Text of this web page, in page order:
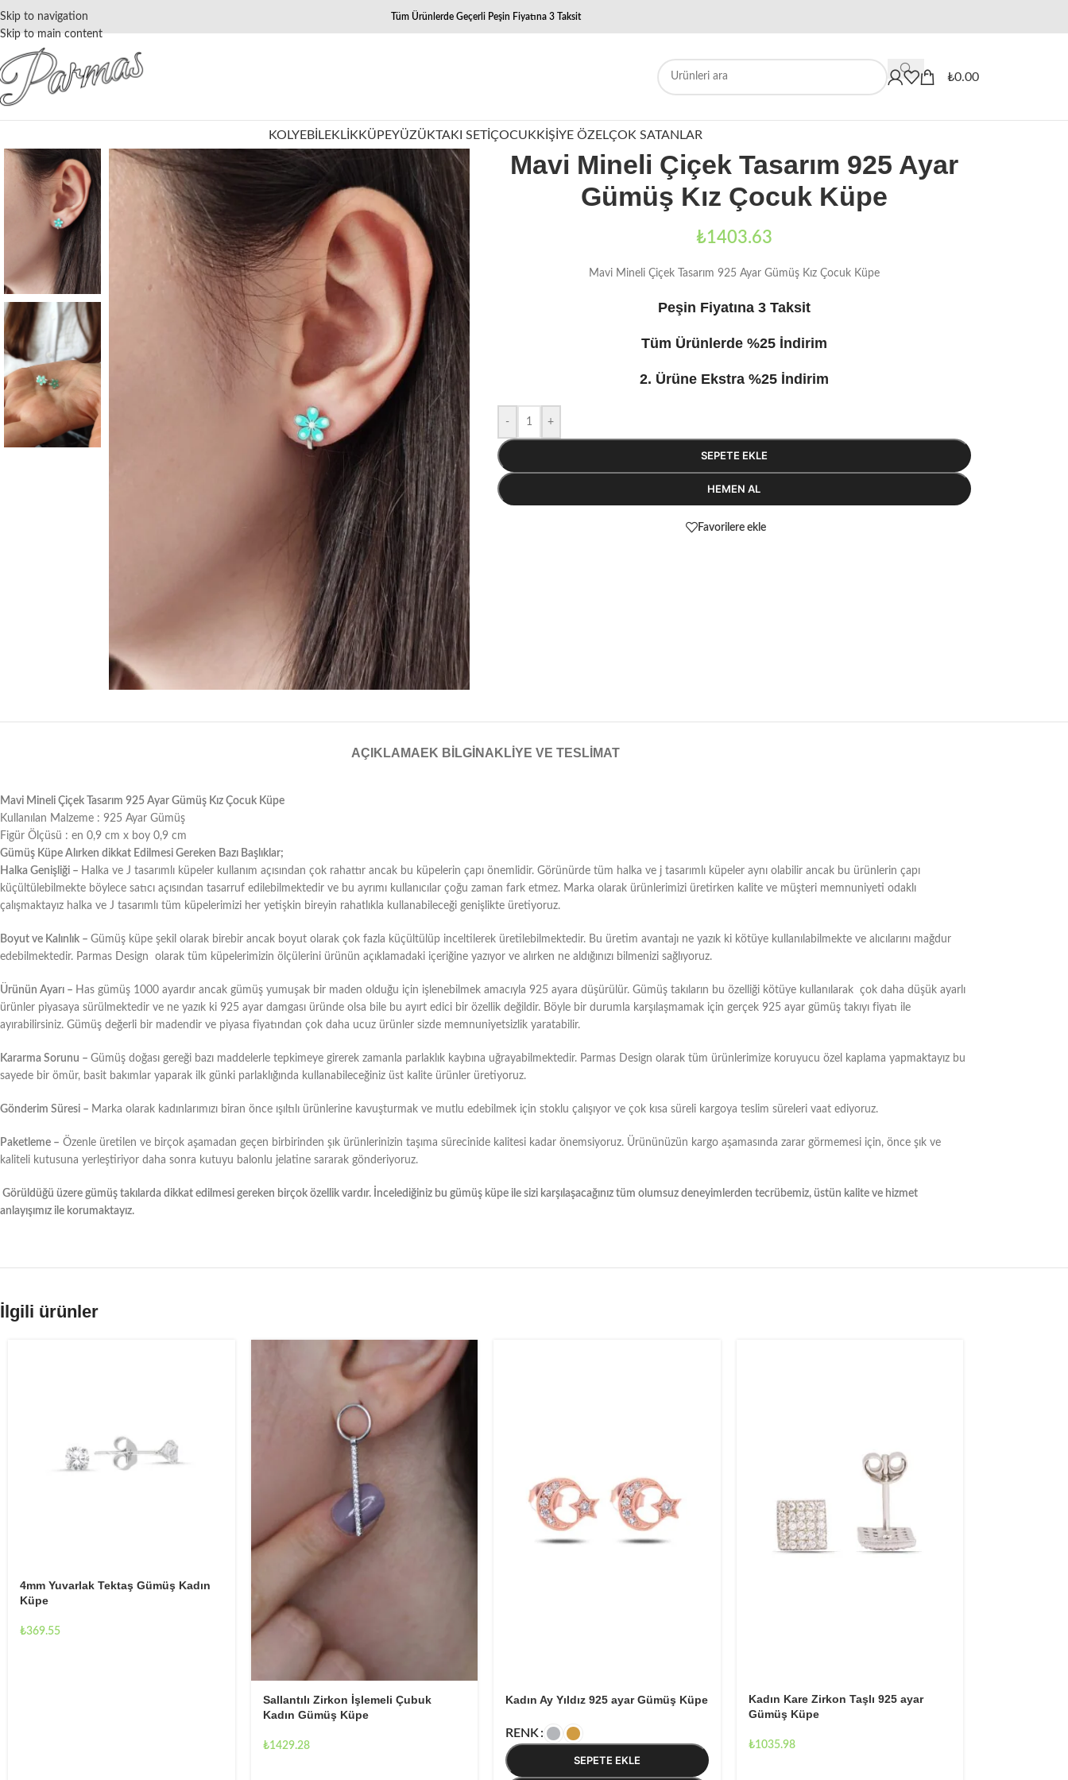
Skip to navigation
Skip to main content
Tüm Ürünlerde Geçerli Peşin Fiyatına 3 Taksit
When autocomplete results are
₺0.00
KOLYEBILEKLIKKÜPEYÜZÜKTAKI SETIÇOCUKKIŞIYE ÖZELÇOK SATANLAR
Mavi Mineli Çiçek Tasarım 925 Ayar
Gümüş Kız Çocuk Küpe
₺1403.63
Mavi Mineli Çiçek Tasarım 925 Ayar Gümüş Kız Çocuk Küpe
Peşin Fiyatına 3 Taksit
Tüm Ürünlerde %25 İndirim
2. Ürüne Ekstra %25 İndirim
- +
SEPETE EKLE
HEMEN AL
Favorilere ekle
AÇIKLAMA EK BILGI NAKLIYE VE TESLIMAT
Mavi Mineli Çiçek Tasarım 925 Ayar Gümüş Kız Çocuk Küpe
Kullanılan Malzeme : 925 Ayar Gümüş
Figür Ölçüsü : en 0,9 cm x boy 0,9 cm
Gümüş Küpe Alırken dikkat Edilmesi Gereken Bazı Başlıklar;
Halka Genişliği – Halka ve J tasarımlı küpeler kullanım açısından çok rahattır ancak bu küpelerin çapı önemlidir. Görünürde tüm halka ve j tasarımlı küpeler aynı olabilir ancak bu ürünlerin çapı
küçültülebilmekte böylece satıcı açısından tasarruf edilebilmektedir ve bu ayrımı kullanıcılar çoğu zaman fark etmez. Marka olarak ürünlerimizi üretirken kalite ve müşteri memnuniyeti odaklı
çalışmaktayız halka ve J tasarımlı tüm küpelerimizi her yetişkin bireyin rahatlıkla kullanabileceği genişlikte üretiyoruz.
Boyut ve Kalınlık – Gümüş küpe şekil olarak birebir ancak boyut olarak çok fazla küçültülüp inceltilerek üretilebilmektedir. Bu üretim avantajı ne yazık ki kötüye kullanılabilmekte ve alıcılarını mağdur
edebilmektedir. Parmas Design olarak tüm küpelerimizin ölçülerini ürünün açıklamadaki içeriğine yazıyor ve alırken ne aldığınızı bilmenizi sağlıyoruz.
Ürünün Ayarı – Has gümüş 1000 ayardır ancak gümüş yumuşak bir maden olduğu için işlenebilmek amacıyla 925 ayara düşürülür. Gümüş takıların bu özelliği kötüye kullanılarak çok daha düşük ayarlı
ürünler piyasaya sürülmektedir ve ne yazık ki 925 ayar damgası üründe olsa bile bu ayırt edici bir özellik değildir. Böyle bir durumla karşılaşmamak için gerçek 925 ayar gümüş takıyı fiyatı ile
ayırabilirsiniz. Gümüş değerli bir madendir ve piyasa fiyatından çok daha ucuz ürünler sizde memnuniyetsizlik yaratabilir.
Kararma Sorunu – Gümüş doğası gereği bazı maddelerle tepkimeye girerek zamanla parlaklık kaybına uğrayabilmektedir. Parmas Design olarak tüm ürünlerimize koruyucu özel kaplama yapmaktayız bu
sayede bir ömür, basit bakımlar yaparak ilk günki parlaklığında kullanabileceğiniz üst kalite ürünler üretiyoruz.
Gönderim Süresi – Marka olarak kadınlarımızı biran önce ışıltılı ürünlerine kavuşturmak ve mutlu edebilmek için stoklu çalışıyor ve çok kısa süreli kargoya teslim süreleri vaat ediyoruz.
Paketleme – Özenle üretilen ve birçok aşamadan geçen birbirinden şık ürünlerinizin taşıma sürecinide kalitesi kadar önemsiyoruz. Ürününüzün kargo aşamasında zarar görmemesi için, önce şık ve
kaliteli kutusuna yerleştiriyor daha sonra kutuyu balonlu jelatine sararak gönderiyoruz.
Görüldüğü üzere gümüş takılarda dikkat edilmesi gereken birçok özellik vardır. İncelediğiniz bu gümüş küpe ile sizi karşılaşacağınız tüm olumsuz deneyimlerden tecrübemiz, üstün kalite ve hizmet
anlayışımız ile korumaktayız.
İlgili ürünler
4mm Yuvarlak Tektaş Gümüş Kadın
Küpe
₺369.55
Sallantılı Zirkon İşlemeli Çubuk
Kadın Gümüş Küpe
₺1429.28
Kadın Ay Yıldız 925 ayar Gümüş Küpe
RENK
SEPETE EKLE
Kadın Kare Zirkon Taşlı 925 ayar
Gümüş Küpe
₺1035.98